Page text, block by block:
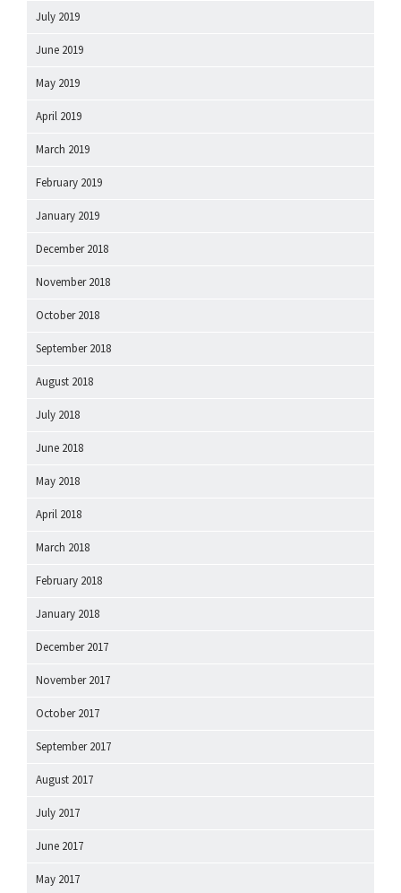
July 2019
June 2019
May 2019
April 2019
March 2019
February 2019
January 2019
December 2018
November 2018
October 2018
September 2018
August 2018
July 2018
June 2018
May 2018
April 2018
March 2018
February 2018
January 2018
December 2017
November 2017
October 2017
September 2017
August 2017
July 2017
June 2017
May 2017